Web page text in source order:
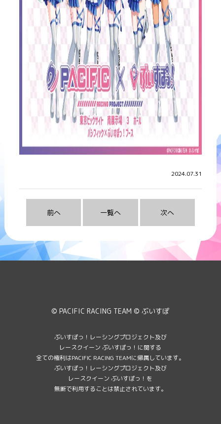
2024.07.31
前へ 一覧へ 次へ
© PACIFIC RACING TEAM © ぶいすぽ
ぶいすぽっ！レーシングプロジェクト及び
レースクイーン ぶいすぽっ！に関する
全ての権利はPACIFIC RACING TEAMに帰属しています。
ぶいすぽっ！レーシングプロジェクト及び
レースクイーン ぶいすぽっ！を
無断で利用することは禁止されています。